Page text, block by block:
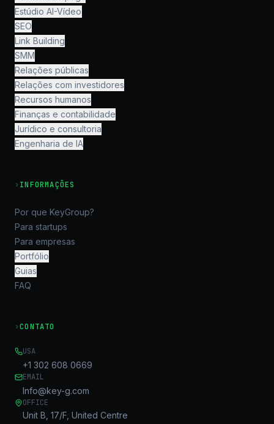
Estúdio AI-Vídeo
SEO
Link Building
SMM
Relações públicas
Relações com investidores
Recursos humanos
Finanças e contabilidade
Jurídico e consultoria
Engenharia de IA
› INFORMAÇÕES
Por que KeyGroup?
Para startups
Para empresas
Portfólio
Guias
FAQ
›CONTATO
USA
+1 302 608 0669
EMAIL
Info@key-g.com
OFFICE
Unit B, 17/F, United Centre